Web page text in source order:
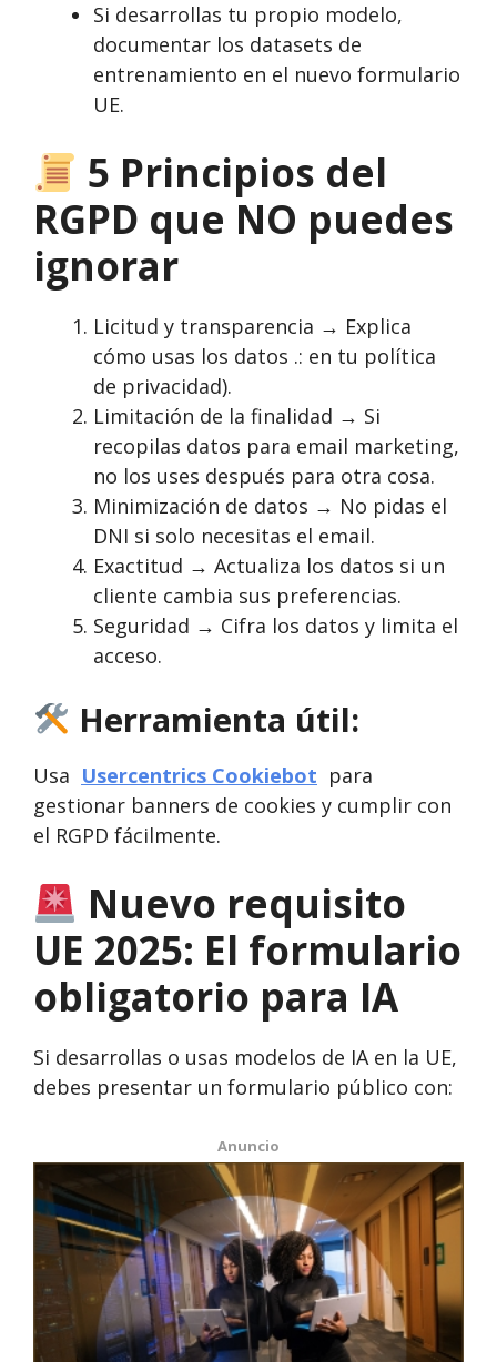
Si desarrollas tu propio modelo,
documentar los datasets de
entrenamiento en el nuevo formulario
UE.
5 Principios del
RGPD que NO puedes
ignorar
Licitud y transparencia → Explica
cómo usas los datos .: en tu política
de privacidad).
Limitación de la finalidad → Si
recopilas datos para email marketing,
no los uses después para otra cosa.
Minimización de datos → No pidas el
DNI si solo necesitas el email.
Exactitud → Actualiza los datos si un
cliente cambia sus preferencias.
Seguridad → Cifra los datos y limita el
acceso.
Herramienta útil:
Usa Usercentrics Cookiebot para
gestionar banners de cookies y cumplir con
el RGPD fácilmente.
Nuevo requisito
UE 2025: El formulario
obligatorio para IA
Si desarrollas o usas modelos de IA en la UE,
debes presentar un formulario público con:
Anuncio